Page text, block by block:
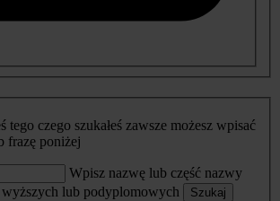
tego czego szukałeś zawsze możesz wpisać
frazę poniżej
Wpisz nazwę lub część nazwy
lub podyplomowych
Szukaj